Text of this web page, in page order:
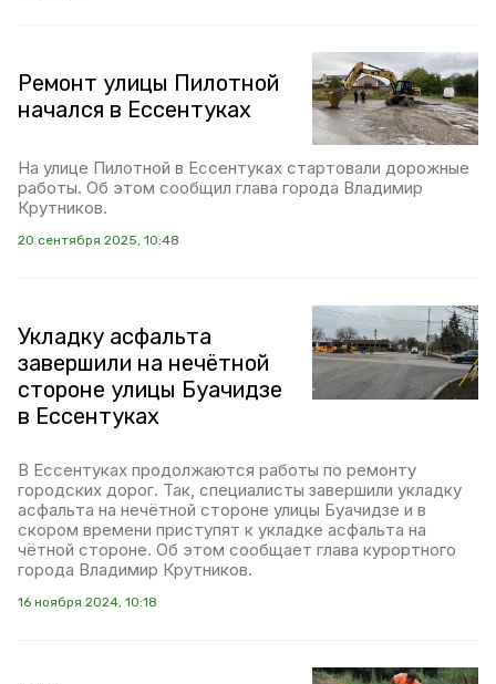
Ремонт улицы Пилотной
начался в Ессентуках
На улице Пилотной в Ессентуках стартовали дорожные
работы. Об этом сообщил глава города Владимир
Крутников.
20 сентября 2025, 10:48
Укладку асфальта
завершили на нечётной
стороне улицы Буачидзе
в Ессентуках
В Ессентуках продолжаются работы по ремонту
городских дорог. Так, специалисты завершили укладку
асфальта на нечётной стороне улицы Буачидзе и в
скором времени приступят к укладке асфальта на
чётной стороне. Об этом сообщает глава курортного
города Владимир Крутников.
16 ноября 2024, 10:18